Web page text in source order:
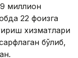
миллион
22 фоизга
хизматлари
бўлиб,